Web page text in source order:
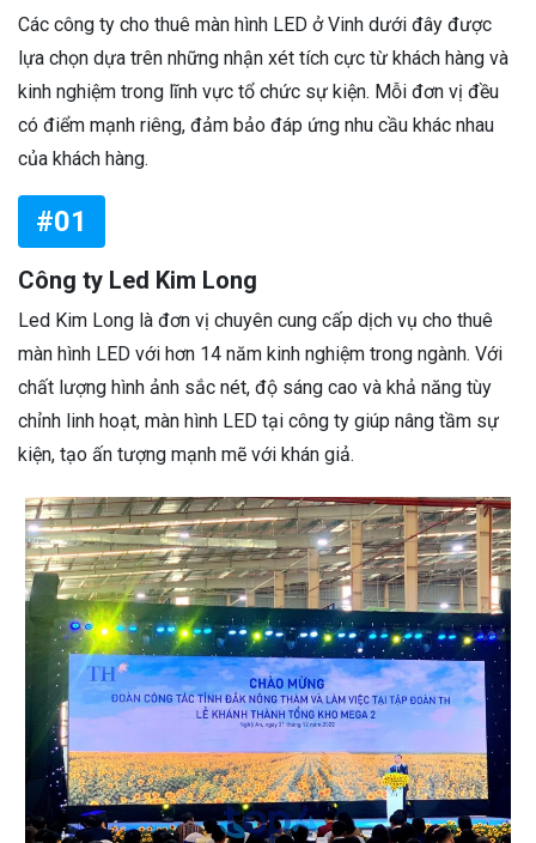
Các công ty cho thuê màn hình LED ở Vinh dưới đây được
lựa chọn dựa trên những nhận xét tích cực từ khách hàng và
kinh nghiệm trong lĩnh vực tổ chức sự kiện. Mỗi đơn vị đều
có điểm mạnh riêng, đảm bảo đáp ứng nhu cầu khác nhau
của khách hàng.
#01
Công ty Led Kim Long
Led Kim Long là đơn vị chuyên cung cấp dịch vụ cho thuê
màn hình LED với hơn 14 năm kinh nghiệm trong ngành. Với
chất lượng hình ảnh sắc nét, độ sáng cao và khả năng tùy
chỉnh linh hoạt, màn hình LED tại công ty giúp nâng tầm sự
kiện, tạo ấn tượng mạnh mẽ với khán giả.